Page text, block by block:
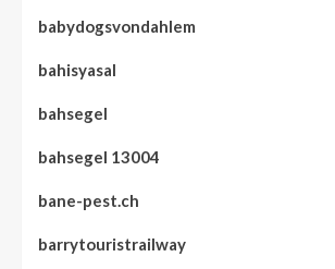
babydogsvondahlem
bahisyasal
bahsegel
bahsegel 13004
bane-pest.ch
barrytouristrailway